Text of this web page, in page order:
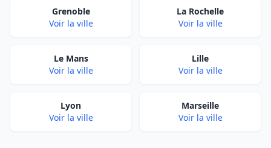
Grenoble
Voir la ville
La Rochelle
Voir la ville
Le Mans
Voir la ville
Lille
Voir la ville
Lyon
Voir la ville
Marseille
Voir la ville